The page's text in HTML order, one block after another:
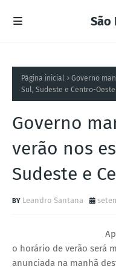
São
Página inicial
Governo
Sul, Sudeste e Centro-Oeste
Governo
verão nos
Sudeste e
Leandro Santana
o horário de verão será
anunciada na manhã